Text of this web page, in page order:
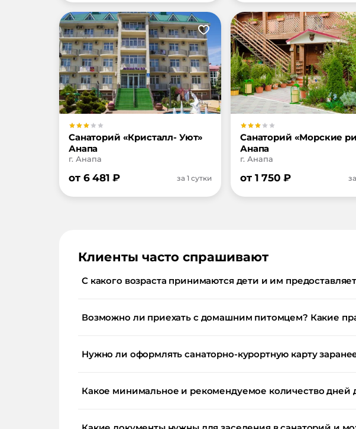
Санаторий «Кристалл- Уют»
Анапа
г. Анапа
от 6 481 ₽ за 1 сутки
Санаторий «Морские
Анапа
г. Анапа
от 1 750 ₽
Клиенты часто спрашивают
С какого возраста принимаются дети и им
Возможно ли приехать с домашним питомцем? Какие
Нужно ли оформлять санаторно-курортную карту
Какое минимальное и рекомендуемое количество дней